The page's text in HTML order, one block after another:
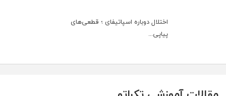
اختلال دوباره اسپاتیفای ؛ قطعی‌های
پیاپی...